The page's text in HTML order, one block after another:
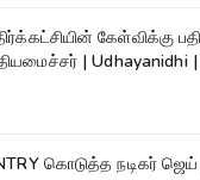
கேள்விக்கு
நிதியமைச்சர் |
கொடுத்த நடிகர்